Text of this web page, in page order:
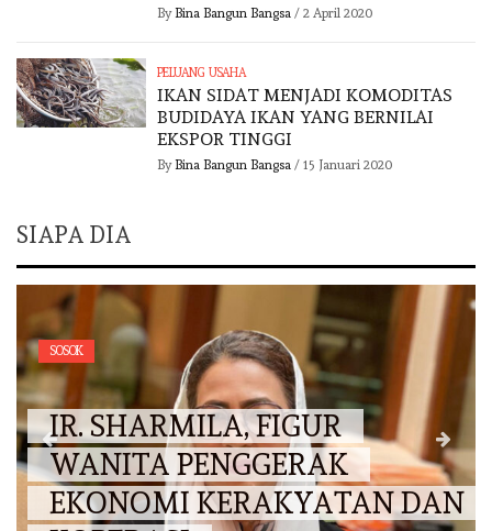
By Bina Bangun Bangsa/ 2 April 2020
PELUANG USAHA
IKAN SIDAT MENJADI KOMODITAS
BUDIDAYA IKAN YANG BERNILAI
EKSPOR TINGGI
By Bina Bangun Bangsa/ 15 Januari 2020
SIAPA DIA
SOSOK
IR. SHARMILA, FIGUR
WANITA PENGGERAK
EKONOMI KERAKYATAN DAN